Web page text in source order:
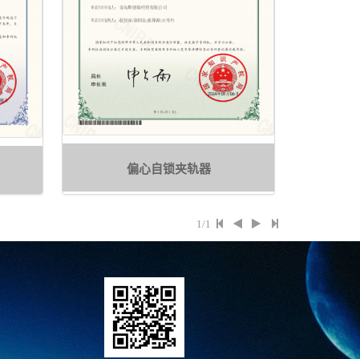
偏心自锁夹轨器
1/1